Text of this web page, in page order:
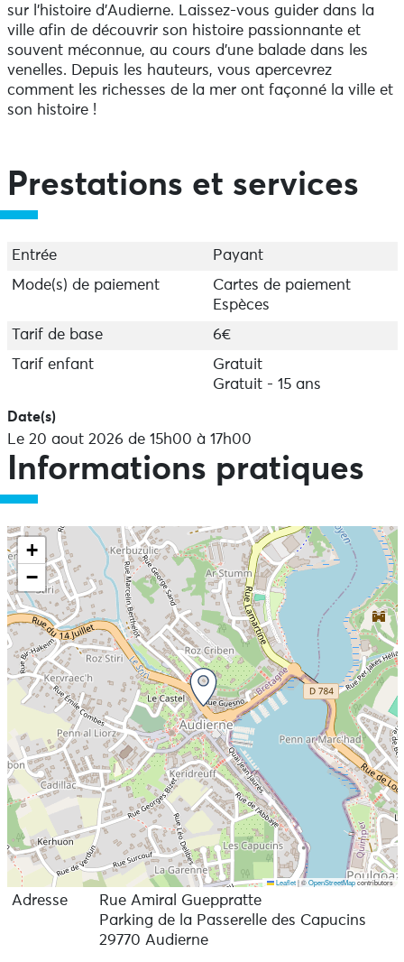
sur l’histoire d’Audierne. Laissez-vous guider dans la
ville afin de découvrir son histoire passionnante et
souvent méconnue, au cours d’une balade dans les
venelles. Depuis les hauteurs, vous apercevrez
comment les richesses de la mer ont façonné la ville et
son histoire !
Prestations et services
Entrée
Payant
Mode(s) de paiement
Cartes de paiement
Espèces
Tarif de base
6€
Tarif enfant
Gratuit
Gratuit - 15 ans
Date(s)
Le 20 aout 2026 de 15h00 à 17h00
Informations pratiques
+
−
Leaflet |©OpenStreetMapcontributors
Adresse
Rue Amiral Gueppratte
Parking de la Passerelle des Capucins
29770 Audierne